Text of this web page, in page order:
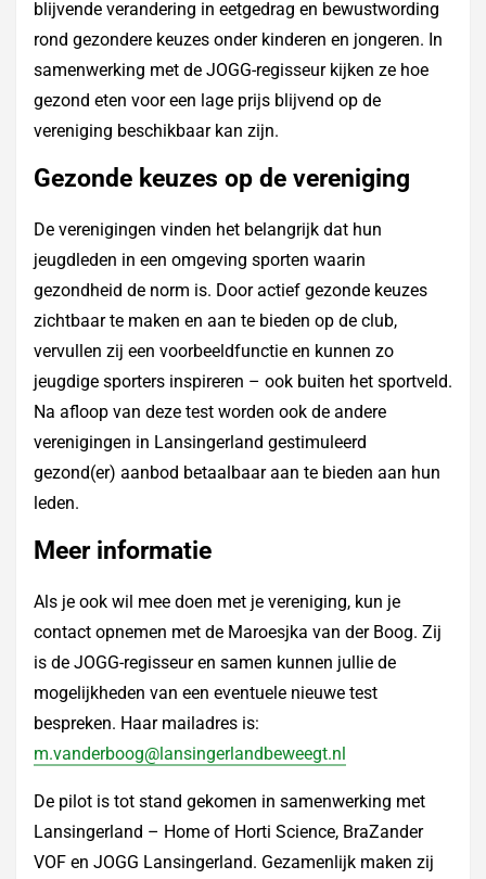
blijvende verandering in eetgedrag en bewustwording
rond gezondere keuzes onder kinderen en jongeren. In
samenwerking met de JOGG-regisseur kijken ze hoe
gezond eten voor een lage prijs blijvend op de
vereniging beschikbaar kan zijn.
Gezonde keuzes op de vereniging
De verenigingen vinden het belangrijk dat hun
jeugdleden in een omgeving sporten waarin
gezondheid de norm is. Door actief gezonde keuzes
zichtbaar te maken en aan te bieden op de club,
vervullen zij een voorbeeldfunctie en kunnen zo
jeugdige sporters inspireren – ook buiten het sportveld.
Na afloop van deze test worden ook de andere
verenigingen in Lansingerland gestimuleerd
gezond(er) aanbod betaalbaar aan te bieden aan hun
leden.
Meer informatie
Als je ook wil mee doen met je vereniging, kun je
contact opnemen met de Maroesjka van der Boog. Zij
is de JOGG-regisseur en samen kunnen jullie de
mogelijkheden van een eventuele nieuwe test
bespreken. Haar mailadres is:
m.vanderboog@lansingerlandbeweegt.nl
De pilot is tot stand gekomen in samenwerking met
Lansingerland – Home of Horti Science, BraZander
VOF en JOGG Lansingerland. Gezamenlijk maken zij